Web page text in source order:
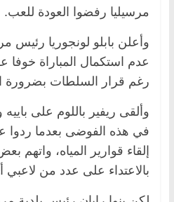
مرسيليا رفضوا العودة للعب.
وأعلن بابلو لونجوريا رئيس
عدم استكمال المباراة خوفا
رغم قرار السلطات بضرورة
وألقى ريفير باللوم على باييه
في هذه الفوضى بعدما ردوا
إلقاء قوارير المياه، واتهم
بالاعتداء على عدد من